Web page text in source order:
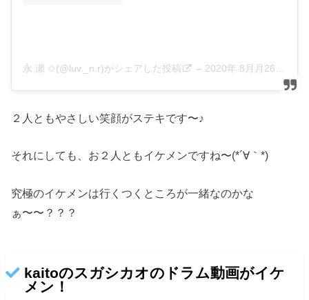
永 瀬 ✩(@luv._n.r)がシェアした投稿 – 2020年 8月月26日午前2時25分PDT
２人ともやさしい笑顔がステキです〜♪
それにしても、お２人ともイケメンですね〜(*´∀｀*)
究極のイケメンは行くつくところが一緒なのかな
ぁ〜〜？？？
kaitoのスガシカオのドラム動画がイケ
メン！